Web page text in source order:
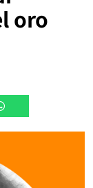
oro